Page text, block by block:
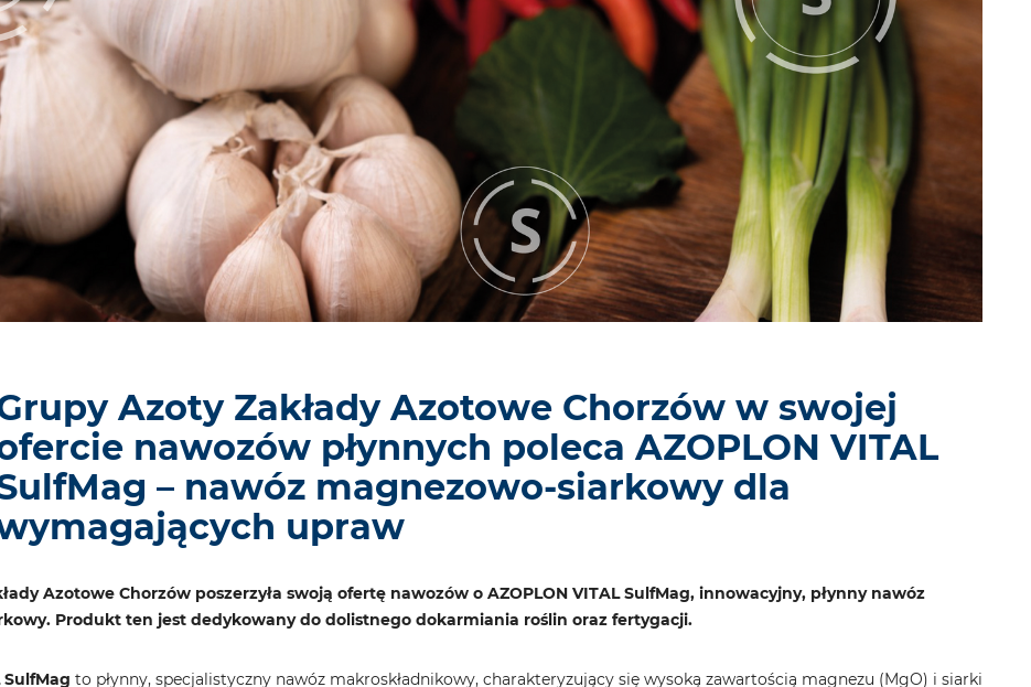
Azoty Zakłady Azotowe Chorzów w swojej
nawozów płynnych poleca AZOPLON VITAL
– nawóz magnezowo-siarkowy dla
upraw
Azotowe Chorzów poszerzyła swoją ofertę nawozów o AZOPLON VITAL SulfMag, innowacyjny, płynny nawóz
Produkt ten jest dedykowany do dolistnego dokarmiania roślin oraz fertygacji.
SulfMag to płynny, specjalistyczny nawóz makroskładnikowy, charakteryzujący się wysoką zawartością magnezu (MgO) i siarki